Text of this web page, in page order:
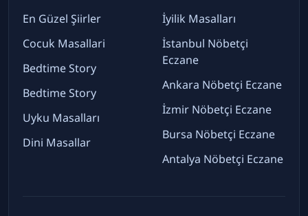
En Güzel Şiirler
Cocuk Masallari
Bedtime Story
Bedtime Story
Uyku Masalları
Dini Masallar
İyilik Masalları
İstanbul Nöbetçi
Eczane
Ankara Nöbetçi Eczane
İzmir Nöbetçi Eczane
Bursa Nöbetçi Eczane
Antalya Nöbetçi Eczane